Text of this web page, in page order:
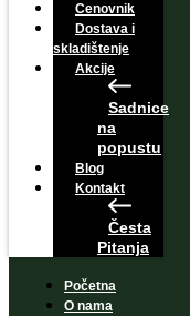
Cenovnik
Dostava i
skladištenje
Akcije
Sadnice
na
popustu
Blog
Kontakt
Česta
Pitanja
Početna
O nama